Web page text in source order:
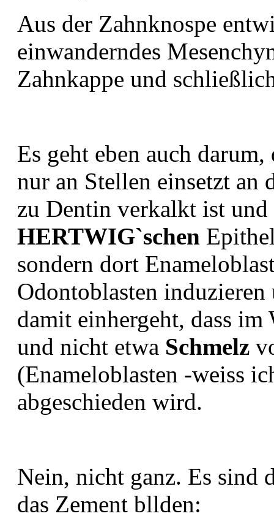
Aus der Zahnknospe
einwanderndes
Zahnkappe und
Es geht eben auch
nur an Stellen einsetzt an
zu Dentin verkalkt ist
HERTWIG`schen
sondern dort
Odontoblasten
damit einhergeht, dass
und nicht etwa Schmelz
(Enameloblasten -weiss
abgeschieden wird.
Nein, nicht ganz. Es sind
das Zement bllden: